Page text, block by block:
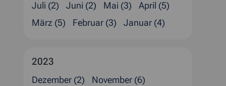
Juli (2) Juni (2) Mai (3)
April (5)
März (5)
Februar (3) Januar (4)
2023
Dezember (2)
November (6)